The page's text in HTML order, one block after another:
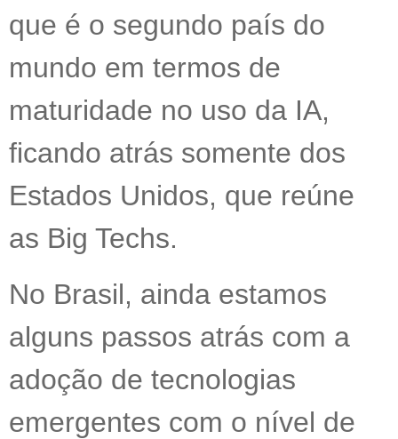
que é o segundo país do
mundo em termos de
maturidade no uso da IA,
ficando atrás somente dos
Estados Unidos, que reúne
as Big Techs.
No Brasil, ainda estamos
alguns passos atrás com a
adoção de tecnologias
emergentes com o nível de